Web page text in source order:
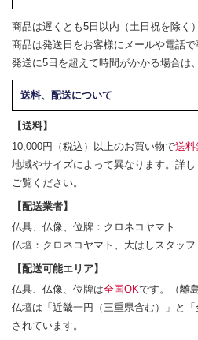
商品は遅くとも5日以内（土日祝を除く
商品は発送日をお客様にメールや電話で
発送に5日を超えて時間がかかる場合は
送料、配送について
【送料】
10,000円（税込）以上のお買い物で送料
地域やサイズによって異なります。詳し
ご覧ください。
【配送業者】
仏具、仏像、位牌：クロネコヤマト
仏壇：クロネコヤマト、大はしスタッフ
【配送可能エリア】
仏具、仏像、位牌は全国OKです。（離
仏壇は「近畿一円（三重県含む）」と
されています。